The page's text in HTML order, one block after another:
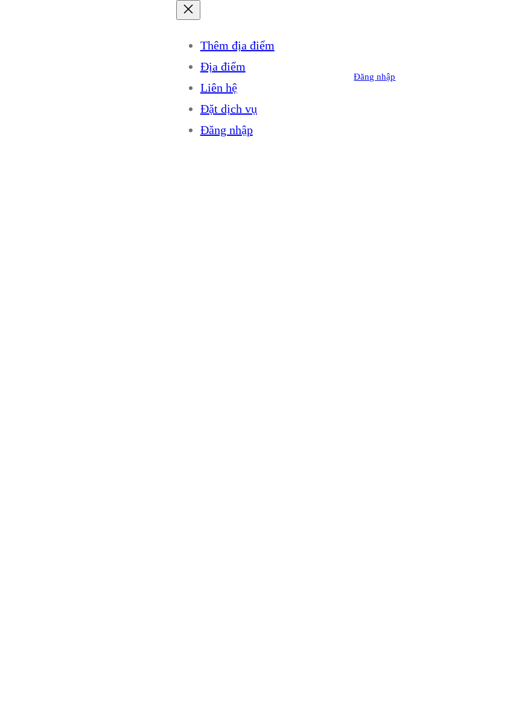
Thêm địa điểm
Địa điểm
Liên hệ
Đặt dịch vụ
Đăng nhập
Đăng nhập